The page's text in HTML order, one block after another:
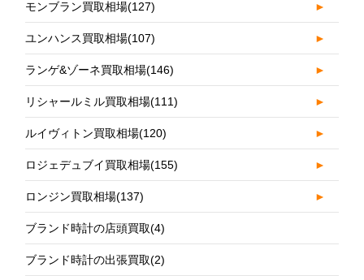
モンブラン買取相場(127) ►
ユンハンス買取相場(107) ►
ランゲ&ゾーネ買取相場(146) ►
リシャールミル買取相場(111) ►
ルイヴィトン買取相場(120) ►
ロジェデュブイ買取相場(155) ►
ロンジン買取相場(137) ►
ブランド時計の店頭買取(4)
ブランド時計の出張買取(2)